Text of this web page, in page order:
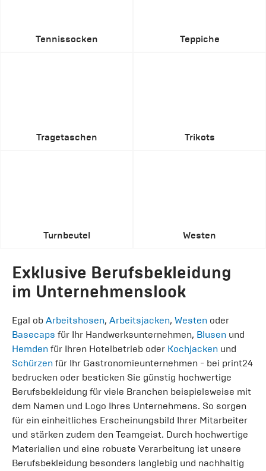
Tennissocken Teppiche
Tragetaschen Trikots
Turnbeutel Westen
Exklusive Berufsbekleidung
im Unternehmenslook
Egal ob Arbeitshosen, Arbeitsjacken, Westen oder
Basecaps für Ihr Handwerksunternehmen, Blusen und
Hemden für Ihren Hotelbetrieb oder Kochjacken und
Schürzen für Ihr Gastronomieunternehmen - bei print24
bedrucken oder besticken Sie günstig hochwertige
Berufsbekleidung für viele Branchen beispielsweise mit
dem Namen und Logo Ihres Unternehmens. So sorgen
für ein einheitliches Erscheinungsbild Ihrer Mitarbeiter
und stärken zudem den Teamgeist. Durch hochwertige
Materialien und eine robuste Verarbeitung ist unsere
Berufsbekleidung besonders langlebig und nachhaltig